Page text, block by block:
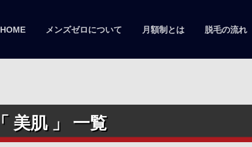
HOME メンズゼロについて 月額制とは 脱毛の流れ
「 美肌 」 一覧